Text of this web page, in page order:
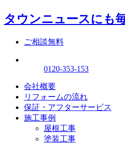
タウンニュースにも
ご相談無料
0120-353-153
会社概要
リフォームの流れ
保証・アフターサービス
施工事例
屋根工事
塗装工事